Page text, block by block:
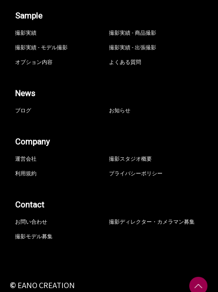
Sample
撮影実績
撮影実績 - 商品撮影
撮影実績 - モデル撮影
撮影実績 - 出張撮影
オプション内容
よくある質問
News
ブログ お知らせ
Company
運営会社
撮影スタジオ概要
利用規約
プライバシーポリシー
Contact
お問い合わせ
撮影ディレクター・カメラマン募集
撮影モデル募集
© EANO CREATION